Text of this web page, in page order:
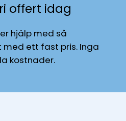
offert idag
hjälp med så
ett fast pris. Inga
kostnader.